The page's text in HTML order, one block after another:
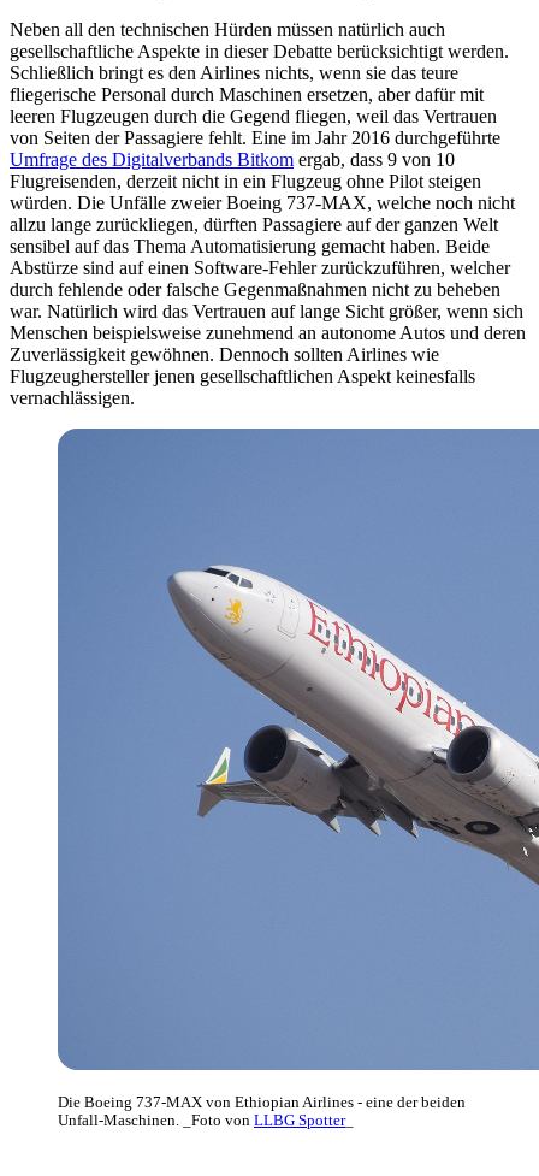
Neben all den technischen Hürden müssen natürlich auch
gesellschaftliche Aspekte in dieser Debatte berücksichtigt werden.
Schließlich bringt es den Airlines nichts, wenn sie das teure
fliegerische Personal durch Maschinen ersetzen, aber dafür mit
leeren Flugzeugen durch die Gegend fliegen, weil das Vertrauen
von Seiten der Passagiere fehlt. Eine im Jahr 2016 durchgeführte
Umfrage des Digitalverbands Bitkom ergab, dass 9 von 10
Flugreisenden, derzeit nicht in ein Flugzeug ohne Pilot steigen
würden. Die Unfälle zweier Boeing 737-MAX, welche noch nicht
allzu lange zurückliegen, dürften Passagiere auf der ganzen Welt
sensibel auf das Thema Automatisierung gemacht haben. Beide
Abstürze sind auf einen Software-Fehler zurückzuführen, welcher
durch fehlende oder falsche Gegenmaßnahmen nicht zu beheben
war. Natürlich wird das Vertrauen auf lange Sicht größer, wenn sich
Menschen beispielsweise zunehmend an autonome Autos und deren
Zuverlässigkeit gewöhnen. Dennoch sollten Airlines wie
Flugzeughersteller jenen gesellschaftlichen Aspekt keinesfalls
vernachlässigen.
Die Boeing 737-MAX von Ethiopian Airlines - eine der beiden
Unfall-Maschinen. _Foto von LLBG Spotter_